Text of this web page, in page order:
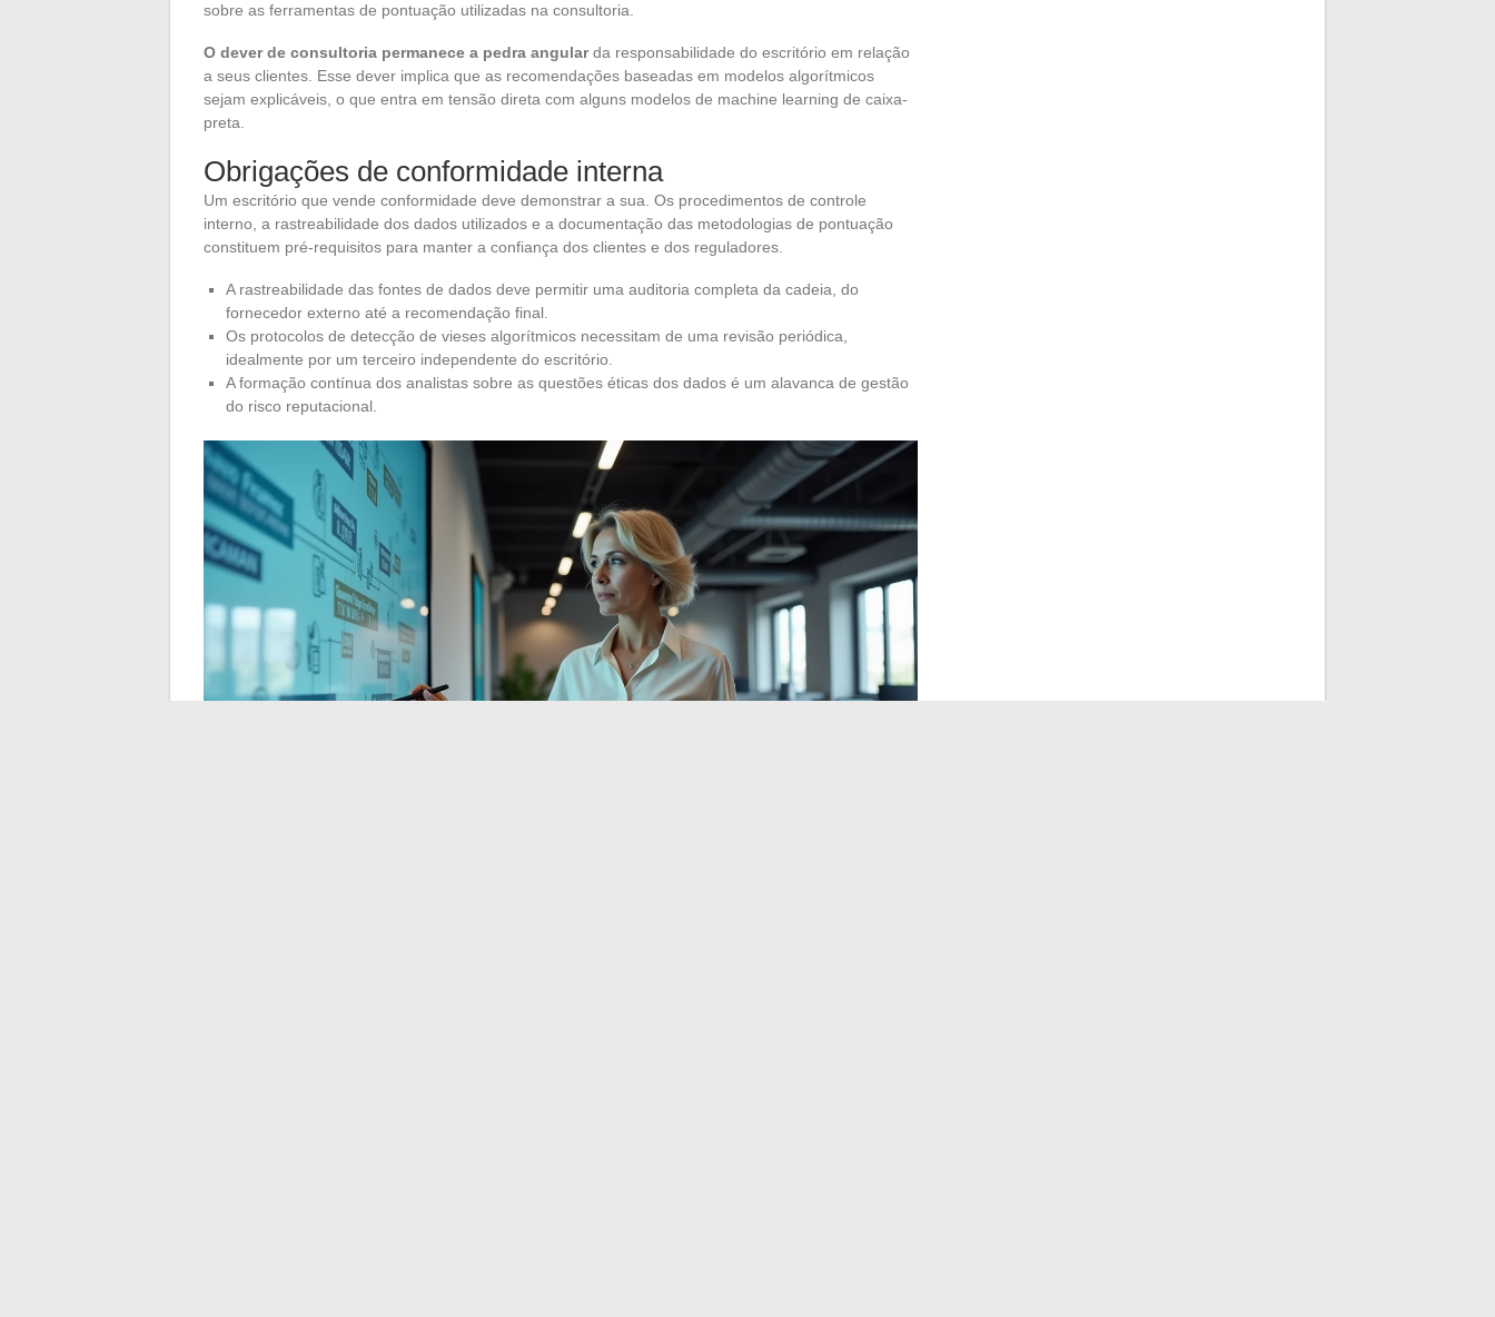
sobre as ferramentas de pontuação utilizadas na consultoria.
O dever de consultoria permanece a pedra angularda responsabilidade do escritório em relação
a seus clientes. Esse dever implica que as recomendações baseadas em modelos algorítmicos
sejam explicáveis, o que entra em tensão direta com alguns modelos de machine learning de caixa-
preta.
Obrigações de conformidade interna
Um escritório que vende conformidade deve demonstrar a sua. Os procedimentos de controle
interno, a rastreabilidade dos dados utilizados e a documentação das metodologias de pontuação
constituem pré-requisitos para manter a confiança dos clientes e dos reguladores.
A rastreabilidade das fontes de dados deve permitir uma auditoria completa da cadeia, do
fornecedor externo até a recomendação final.
Os protocolos de detecção de vieses algorítmicos necessitam de uma revisão periódica,
idealmente por um terceiro independente do escritório.
A formação contínua dos analistas sobre as questões éticas dos dados é um alavanca de gestão
do risco reputacional.